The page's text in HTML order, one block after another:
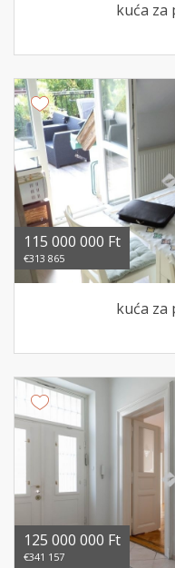
kuća za
115 000 000 Ft
€313 865
kuća za
125 000 000 Ft
€341 157